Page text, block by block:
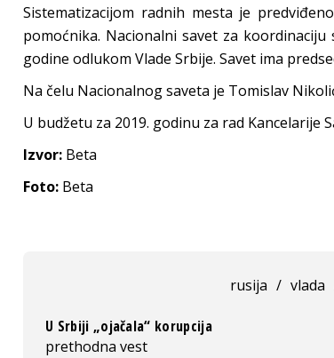
Sistematizacijom radnih mesta je
pomoćnika. Nacionalni savet za
godine odlukom Vlade Srbije. Savet ima
Na čelu Nacionalnog saveta je Tomislav
U budžetu za 2019. godinu za rad Kancelarije
Izvor: Beta
Foto: Beta
rusija / vlada
U Srbiji „ojačala“ korupcija
prethodna vest